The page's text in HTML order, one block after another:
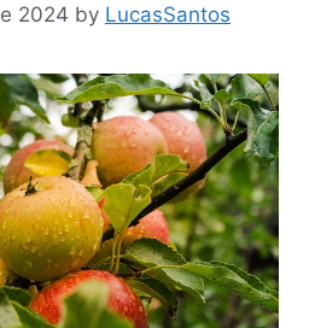
2024 by LucasSantos